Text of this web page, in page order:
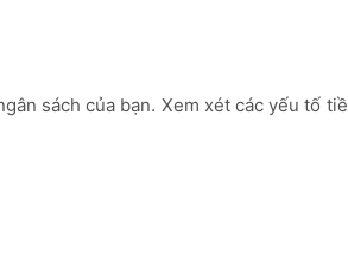
sách của bạn. Xem xét các yếu tố